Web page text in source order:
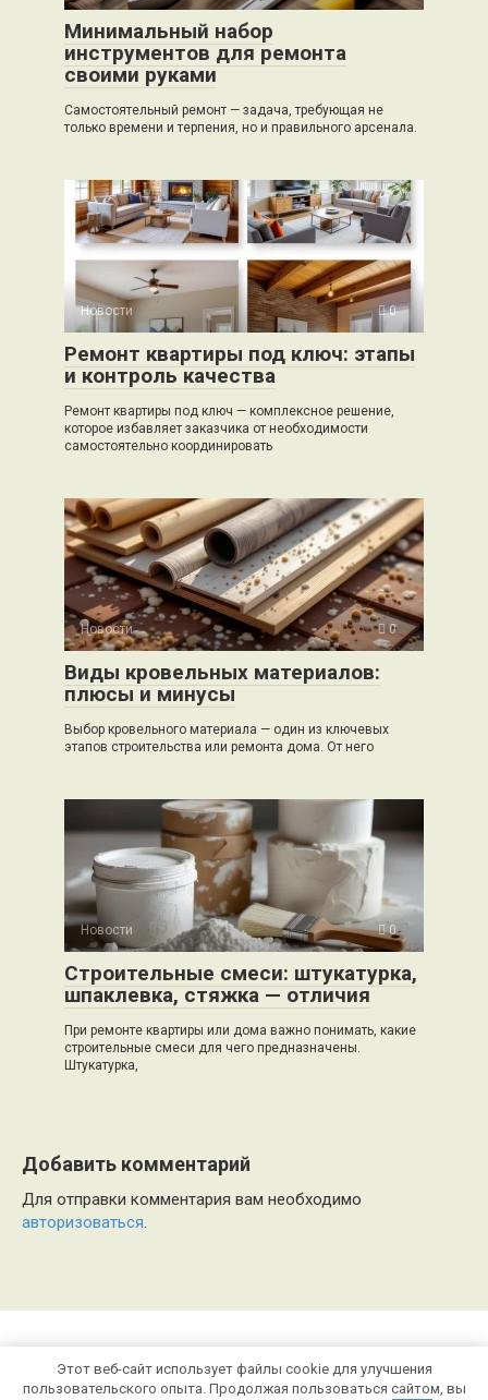
Минимальный набор
инструментов для ремонта
своими руками
Самостоятельный ремонт — задача, требующая не
только времени и терпения, но и правильного арсенала.
Новости 0
Ремонт квартиры под ключ: этапы
и контроль качества
Ремонт квартиры под ключ — комплексное решение,
которое избавляет заказчика от необходимости
самостоятельно координировать
Новости 0
Виды кровельных материалов:
плюсы и минусы
Выбор кровельного материала — один из ключевых
этапов строительства или ремонта дома. От него
Новости 0
Строительные смеси: штукатурка,
шпаклевка, стяжка — отличия
При ремонте квартиры или дома важно понимать, какие
строительные смеси для чего предназначены.
Штукатурка,
Добавить комментарий
Для отправки комментария вам необходимо
авторизоваться
© 2026 stroygorodok61.ru
Этот веб-сайт использует файлы cookie для улучшения
пользовательского опыта. Продолжая пользоваться сайтом, вы